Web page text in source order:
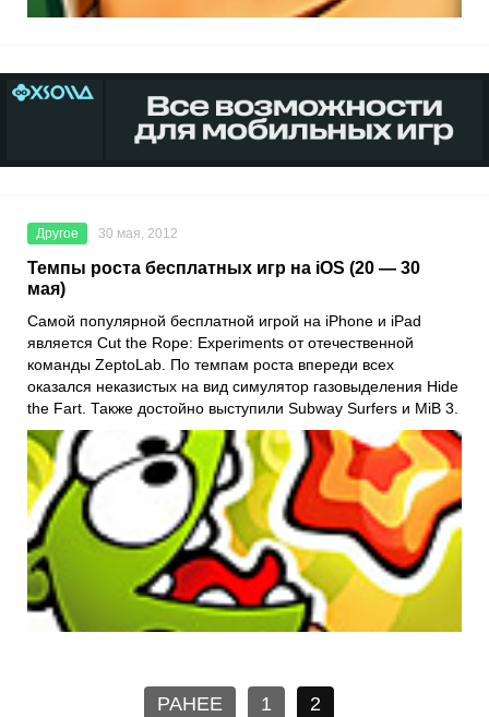
Другое 30 мая, 2012
Темпы роста бесплатных игр на iOS (20 — 30
мая)
Самой популярной бесплатной игрой на iPhone и iPad
является Cut the Rope: Experiments от отечественной
команды ZeptoLab. По темпам роста впереди всех
оказался неказистых на вид симулятор газовыделения Hide
the Fart. Также достойно выступили Subway Surfers и MiB 3.
РАНЕЕ 1 2